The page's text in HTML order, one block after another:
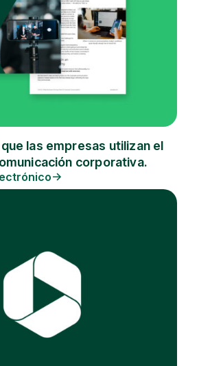
las empresas utilizan el
corporativa.